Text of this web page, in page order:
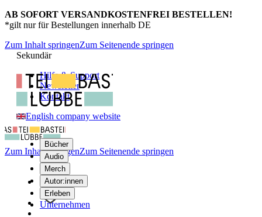
AB SOFORT VERSANDKOSTENFREI BESTELLEN!
*gilt nur für Bestellungen innerhalb DE
Zum Inhalt springenZum Seitenende springen
Sekundär
Hilfe & Support
Newsletter
Kontakt
English company website
Bücher
Audio
Merch
Autor:innen
Erleben
Unternehmen
Zum Inhalt springenZum Seitenende springen